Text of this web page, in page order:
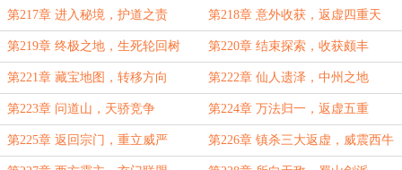
第217章 进入秘境，护道之责 第218章 意外收获，返虚四重天
第219章 终极之地，生死轮回树 第220章 结束探索，收获颇丰
第221章 藏宝地图，转移方向 第222章 仙人遗泽，中州之地
第223章 问道山，天骄竞争 第224章 万法归一，返虚五重
第225章 返回宗门，重立威严 第226章 镇杀三大返虚，威震西牛